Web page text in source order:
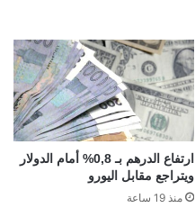
ارتفاع الدرهم بـ 0,8% أمام الدولار
ويتراجع مقابل اليورو
منذ 19 ساعة